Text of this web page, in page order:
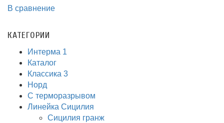
В сравнение
КАТЕГОРИИ
Интерма 1
Каталог
Классика 3
Норд
С терморазрывом
Линейка Сицилия
Сицилия гранж